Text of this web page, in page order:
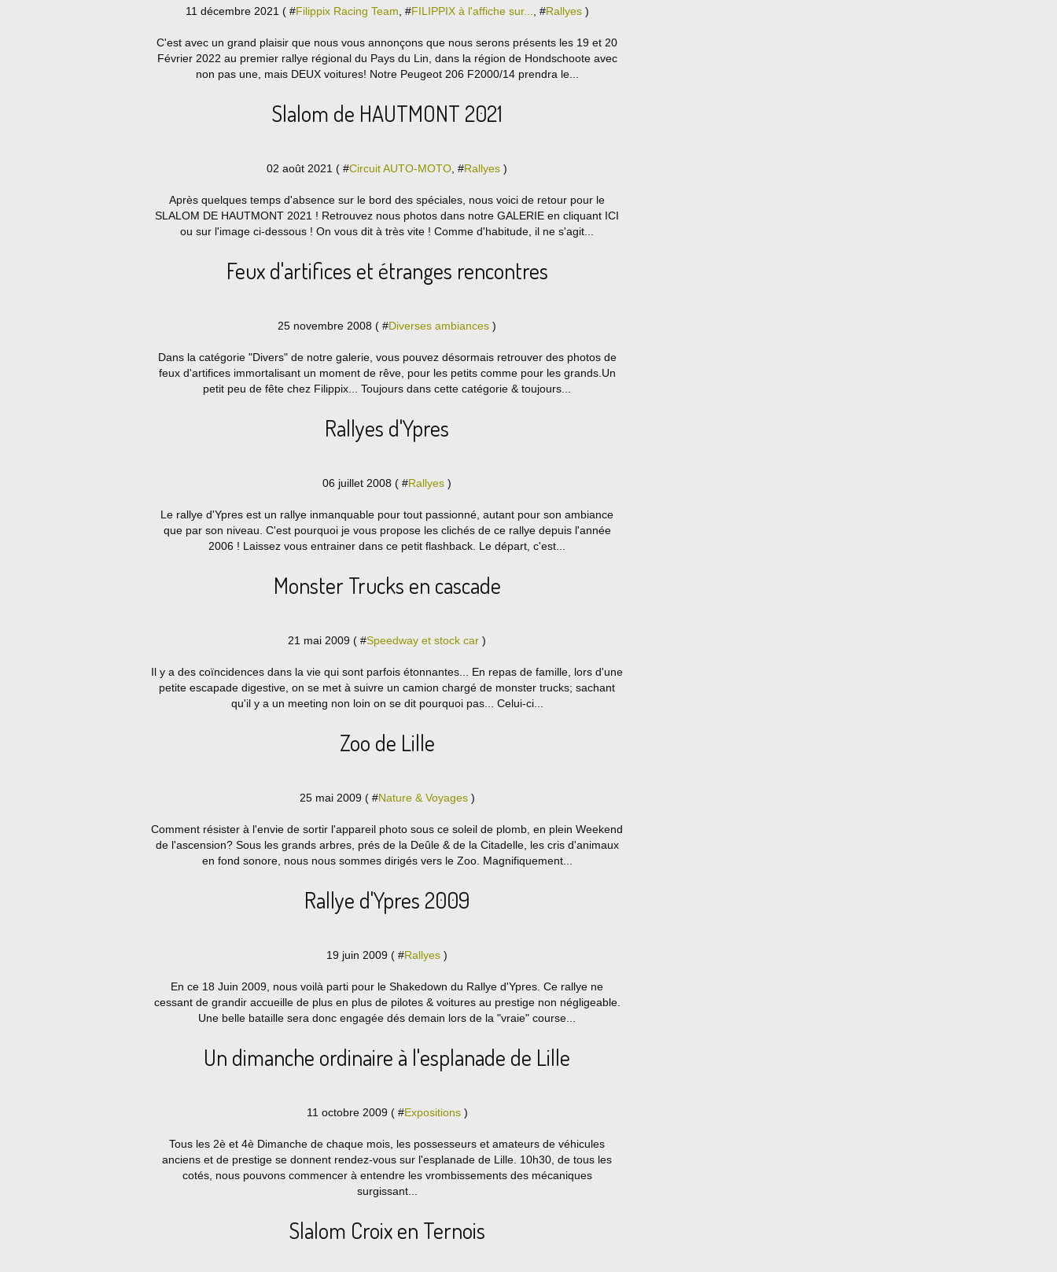
11 décembre 2021 ( #Filippix Racing Team , #FILIPPIX à l'affiche sur... , #Rallyes)
C'est avec un grand plaisir que nous vous annonçons que nous serons présents les 19 et 20
Février 2022 au premier rallye régional du Pays du Lin, dans la région de Hondschoote avec
non pas une, mais DEUX voitures! Notre Peugeot 206 F2000/14 prendra le...
Slalom de HAUTMONT 2021
02 août 2021 ( #Circuit AUTO-MOTO , #Rallyes )
Après quelques temps d'absence sur le bord des spéciales, nous voici de retour pour le
SLALOM DE HAUTMONT 2021 ! Retrouvez nous photos dans notre GALERIE en cliquant ICI
ou sur l'image ci-dessous ! On vous dit à très vite ! Comme d'habitude, il ne s'agit...
Feux d'artifices et étranges rencontres
25 novembre 2008 ( #Diverses ambiances )
Dans la catégorie "Divers" de notre galerie, vous pouvez désormais retrouver des photos de
feux d'artifices immortalisant un moment de rêve, pour les petits comme pour les grands.Un
petit peu de fête chez Filippix... Toujours dans cette catégorie & toujours...
Rallyes d'Ypres
06 juillet 2008 ( #Rallyes )
Le rallye d'Ypres est un rallye inmanquable pour tout passionné, autant pour son ambiance
que par son niveau. C'est pourquoi je vous propose les clichés de ce rallye depuis l'année
2006 ! Laissez vous entrainer dans ce petit flashback. Le départ, c'est...
Monster Trucks en cascade
21 mai 2009 ( #Speedway et stock car )
Il y a des coïncidences dans la vie qui sont parfois étonnantes... En repas de famille, lors d'une
petite escapade digestive, on se met à suivre un camion chargé de monster trucks; sachant
qu'il y a un meeting non loin on se dit pourquoi pas... Celui-ci...
Zoo de Lille
25 mai 2009 ( #Nature & Voyages)
Comment résister à l'envie de sortir l'appareil photo sous ce soleil de plomb, en plein Weekend
de l'ascension? Sous les grands arbres, prés de la Deûle & de la Citadelle, les cris d'animaux
en fond sonore, nous nous sommes dirigés vers le Zoo. Magnifiquement...
Rallye d'Ypres 2009
19 juin 2009 ( #Rallyes )
En ce 18 Juin 2009, nous voilà parti pour le Shakedown du Rallye d'Ypres. Ce rallye ne
cessant de grandir accueille de plus en plus de pilotes & voitures au prestige non négligeable.
Une belle bataille sera donc engagée dés demain lors de la "vraie" course...
Un dimanche ordinaire à l'esplanade de Lille
11 octobre 2009 ( #Expositions)
Tous les 2è et 4è Dimanche de chaque mois, les possesseurs et amateurs de véhicules
anciens et de prestige se donnent rendez-vous sur l'esplanade de Lille. 10h30, de tous les
cotés, nous pouvons commencer à entendre les vrombissements des mécaniques
surgissant...
Slalom Croix en Ternois